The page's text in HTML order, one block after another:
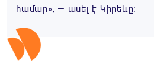
համար», — ասել է Կիրեևը։